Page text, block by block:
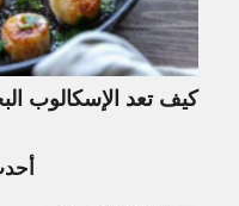
كيف تعد الإسكالوب